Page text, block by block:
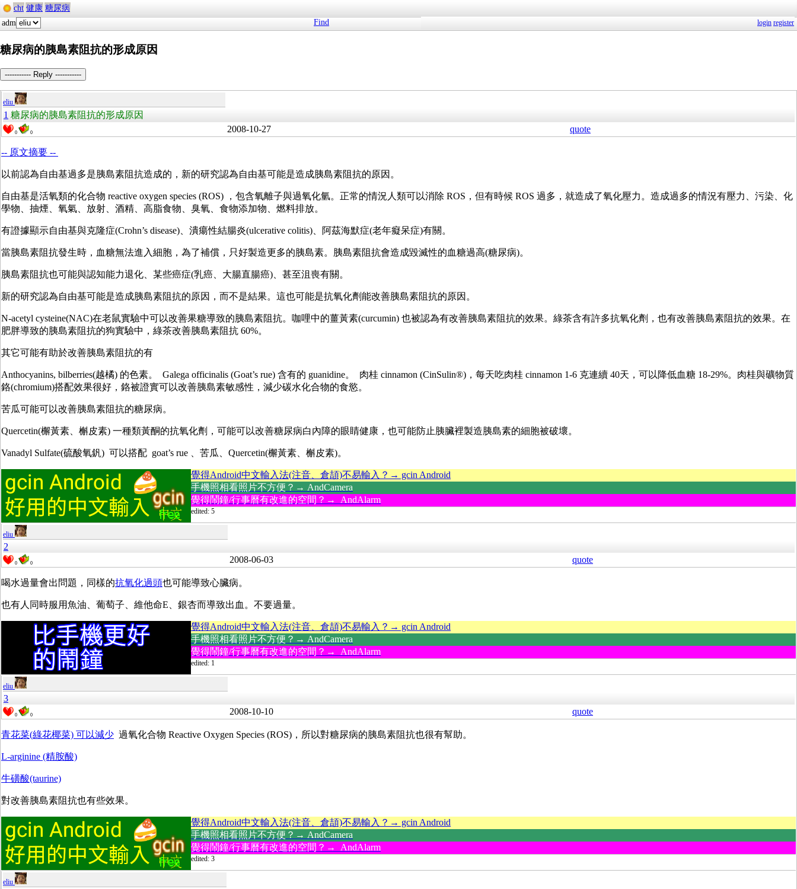
cht 健康 糖尿病
adm
Find login register
糖尿病的胰島素阻抗的形成原因
----------- Reply -----------
eliu
1 糖尿病的胰島素阻抗的形成原因
0 0 2008-10-27 quote
-- 原文摘要 --
以前認為自由基過多是胰島素阻抗造成的，新的研究認為自由基可能是造成胰島素阻抗的原因。
自由基是活氧類的化合物 reactive oxygen species (ROS) ，包含氧離子與過氧化氫。正常的情況人類可以消除 ROS，但有時候 ROS 過多，就造成了氧化壓力。造成過多的情況有壓力、污染、化
學物、抽煙、氧氣、放射、酒精、高脂食物、臭氧、食物添加物、燃料排放。
有證據顯示自由基與克隆症(Crohn’s disease)、潰瘍性結腸炎(ulcerative colitis)、阿茲海默症(老年癡呆症)有關。
當胰島素阻抗發生時，血糖無法進入細胞，為了補償，只好製造更多的胰島素。胰島素阻抗會造成毀滅性的血糖過高(糖尿病)。
胰島素阻抗也可能與認知能力退化、某些癌症(乳癌、大腸直腸癌)、甚至沮喪有關。
新的研究認為自由基可能是造成胰島素阻抗的原因，而不是結果。這也可能是抗氧化劑能改善胰島素阻抗的原因。
N-acetyl cysteine(NAC)在老鼠實驗中可以改善果糖導致的胰島素阻抗。咖哩中的薑黃素(curcumin) 也被認為有改善胰島素阻抗的效果。綠茶含有許多抗氧化劑，也有改善胰島素阻抗的效果。在
肥胖導致的胰島素阻抗的狗實驗中，綠茶改善胰島素阻抗 60%。
其它可能有助於改善胰島素阻抗的有
Anthocyanins, bilberries(越橘) 的色素。 Galega officinalis (Goat’s rue) 含有的 guanidine。 肉桂 cinnamon (CinSulin®)，每天吃肉桂 cinnamon 1-6 克連續 40天，可以降低血糖 18-29%。肉桂與礦物質
鉻(chromium)搭配效果很好，鉻被證實可以改善胰島素敏感性，減少碳水化合物的食慾。
苦瓜可能可以改善胰島素阻抗的糖尿病。
Quercetin(檞黃素、槲皮素) 一種類黃酮的抗氧化劑，可能可以改善糖尿病白內障的眼睛健康，也可能防止胰臟裡製造胰島素的細胞被破壞。
Vanadyl Sulfate(硫酸氧釩) 可以搭配 goat’s rue 、苦瓜、Quercetin(檞黃素、槲皮素)。
覺得Android中文輸入法(注音、倉頡)不易輸入？→ gcin Android
手機照相看照片不方便？→ AndCamera
覺得鬧鐘/行事曆有改進的空間？→ AndAlarm
edited: 5
eliu
2
0 0 2008-06-03 quote
喝水過量會出問題，同樣的抗氧化過頭也可能導致心臟病。
也有人同時服用魚油、葡萄子、維他命E、銀杏而導致出血。不要過量。
覺得Android中文輸入法(注音、倉頡)不易輸入？→ gcin Android
手機照相看照片不方便？→ AndCamera
覺得鬧鐘/行事曆有改進的空間？→ AndAlarm
edited: 1
eliu
3
0 0 2008-10-10 quote
青花菜(綠花椰菜) 可以減少 過氧化合物 Reactive Oxygen Species (ROS)，所以對糖尿病的胰島素阻抗也很有幫助。
L-arginine (精胺酸)
牛磺酸(taurine)
對改善胰島素阻抗也有些效果。
覺得Android中文輸入法(注音、倉頡)不易輸入？→ gcin Android
手機照相看照片不方便？→ AndCamera
覺得鬧鐘/行事曆有改進的空間？→ AndAlarm
edited: 3
eliu